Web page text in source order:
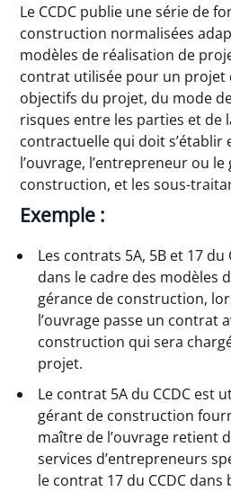
Le CCDC publie une série de
construction normalisées
modèles de réalisation de
contrat utilisée pour un projet
objectifs du projet, du mode
risques entre les parties et de
contractuelle qui doit s’établir
l’ouvrage, l’entrepreneur ou
construction, et les sous-
Exemple :
Les contrats 5A, 5B et 17 du
dans le cadre des modèles
gérance de construction,
l’ouvrage passe un contrat
construction qui sera
projet.
Le contrat 5A du CCDC est
gérant de construction
maître de l’ouvrage retient
services d’entrepreneurs
le contrat 17 du CCDC dans